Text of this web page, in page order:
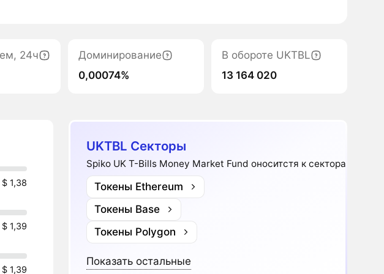
24ч
Доминирование
0,00074%
В обороте UKTBL
13 164 020
$ 1,38
$ 1,39
$ 1,39
UKTBL Секторы
Spiko UK T-Bills Money Market Fund оноситстя к секторам:
Токены Ethereum
Токены Base
Токены Polygon
Показать остальные